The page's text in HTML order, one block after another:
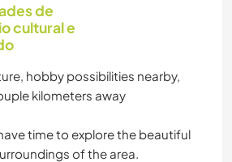
de
cultural e
hobby possibilities nearby,
kilometers away
time to explore the beautiful
of the area.